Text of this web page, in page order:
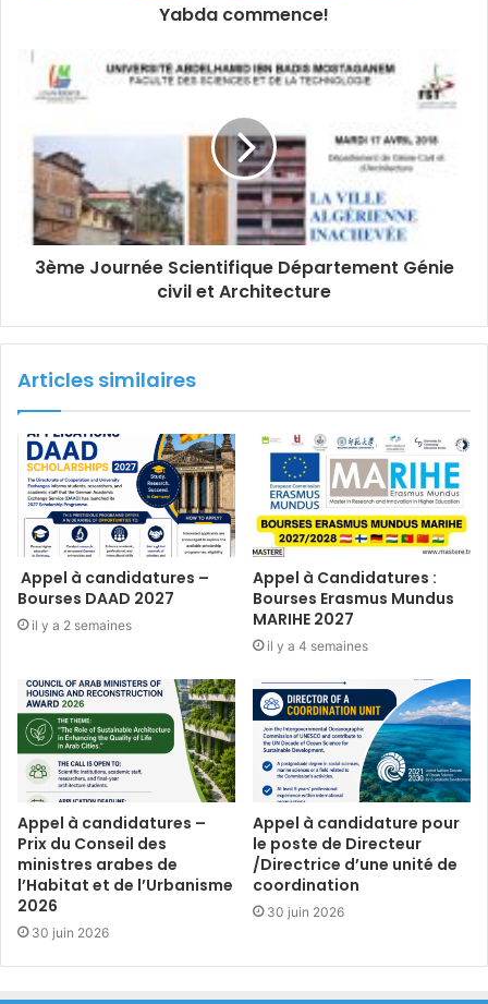
Yabda commence!
3ème Journée Scientifique Département Génie
civil et Architecture
Articles similaires
Appel à candidatures –
Bourses DAAD 2027
il y a 2 semaines
Appel à Candidatures :
Bourses Erasmus Mundus
MARIHE 2027
il y a 4 semaines
Appel à candidatures –
Prix du Conseil des
ministres arabes de
l’Habitat et de l’Urbanisme
2026
30 juin 2026
Appel à candidature pour
le poste de Directeur
/Directrice d’une unité de
coordination
30 juin 2026